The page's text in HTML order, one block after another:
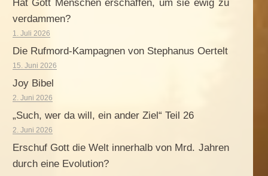
Hat Gott Menschen erschaffen, um sie ewig zu
verdammen?
1. Juli 2026
Die Rufmord-Kampagnen von Stephanus Oertelt
15. Juni 2026
Joy Bibel
2. Juni 2026
„Such, wer da will, ein ander Ziel“ Teil 26
2. Juni 2026
Erschuf Gott die Welt innerhalb von Mrd. Jahren
durch eine Evolution?